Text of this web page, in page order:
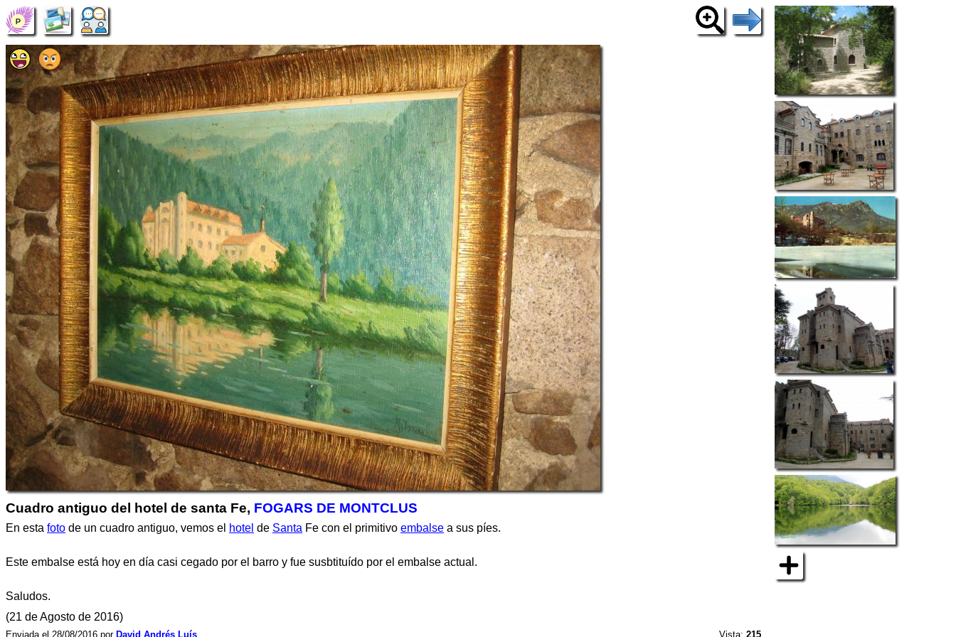
Cuadro antiguo del hotel de santa Fe, FOGARS DE MONTCLUS
En esta foto de un cuadro antiguo, vemos el hotel de Santa Fe con el primitivo embalse a sus píes.
Este embalse está hoy en día casi cegado por el barro y fue susbtituído por el embalse actual.
Saludos.
(21 de Agosto de 2016)
Enviada el 28/08/2016 por David Andrés Luís Vista:215